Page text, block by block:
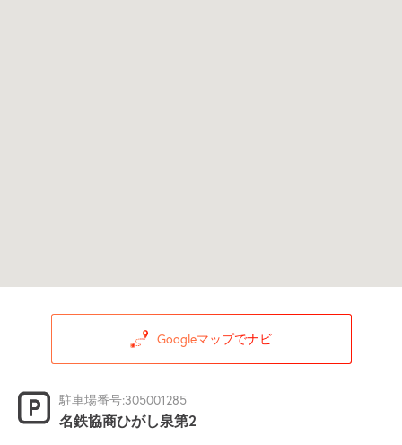
Googleマップでナビ
駐車場番号:305001285
名鉄協商ひがし泉第2